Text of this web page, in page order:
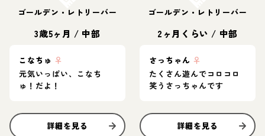
ゴールデン・レトリーバー
3歳5ヶ月 / 中部
こなちゅ ♀
元気いっぱい、こなち
ゅ！だよ！
詳細を見る
ゴールデン・レトリーバー
2ヶ月くらい / 中部
さっちゃん ♀
たくさん遊んでコロコロ
笑うさっちゃんです
詳細を見る